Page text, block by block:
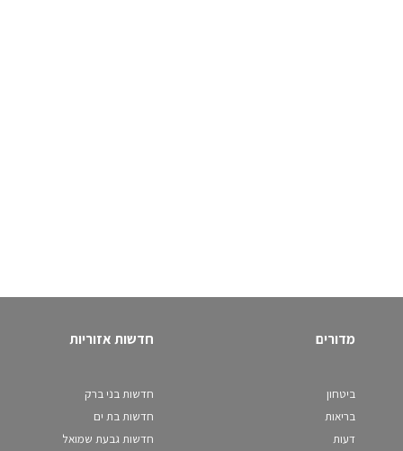
מדורים
ביטחון
בריאות
דעות
חדשות אזוריות
חדשות בני ברק
חדשות בת ים
חדשות גבעת שמואל